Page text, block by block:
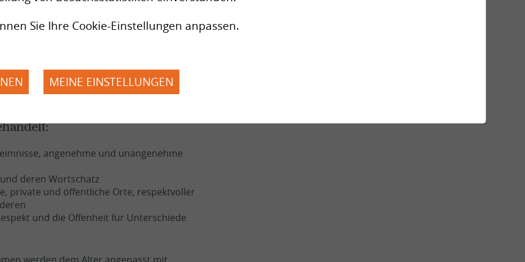
Zorn, Angst, Traurigkeit)
deren Wortschatz
werden mit pädagogisch dem Alter der Kinder
Spiele.
angenehme und unangenehme
deren Wortschatz
private und öffentliche Orte, respektvoller
und die Offenheit für Unterschiede
Sie Ihre Cookie-Einstellungen anpassen.
MEINE EINSTELLUNGEN